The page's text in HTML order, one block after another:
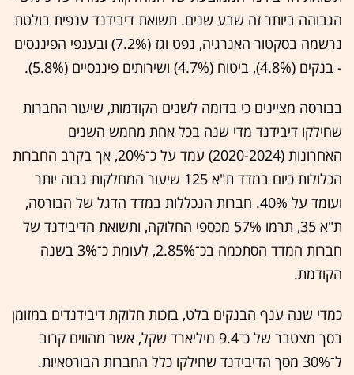
הגבוהה ביותר זה שבע שנים. תשואת דיבידנד ענפית בולטת
נרשמה בסקטור האנרגיה, נפט וגז (7.2%) ובענפי הפיננסים
- בנקים (4.8%), ביטוח (4.7%) ושירותים פיננסיים (5.8%).
בבורסה מציינים כי בדומה לשנים הקודמות, שיעור החברות
שחילקו דיבידנד מדי שנה בכל אחת מחמש השנים
האחרונות (2020-2024) עמד על כ־20%, אך בקרב החברות
הכלולות כיום במדד ת"א 125 שיעור המחלקות גבוה יותר
ועומד על 40%. חברות הנכללות במדד הדגל של הבורסה,
ת"א 35, תרמו 57% מכספי החלוקה, ותשואת הדיבידנד של
חברות המדד הסתכמה בכ־2.85%, לעומת כ־3% בשנה
הקודמת.
כמדי שנה ענף הבנקים בלט, בזכות חלוקת דיבידנדים במזומן
בסך מצטבר של כ־9.4 מיליארד שקל, אשר מהווים קרוב
ל־30% מסך הדיבידנד שחילקו כלל החברות הבורסאיות.